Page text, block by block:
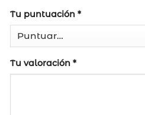
Tu puntuación *
Tu valoración *